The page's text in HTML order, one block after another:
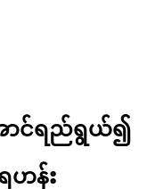
ာင်ရည်ရွယ်၍
ရဟန်း